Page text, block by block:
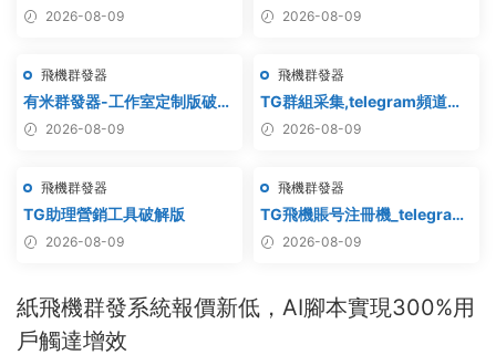
聽，飛機監聽強拉，飛機監聽
2026-08-09 2026-08-09
飛機群發器
有米群發器-工作室定制版破解
版 2026-08-09
飛機群發器
TG群組采集,telegram頻道采
集,電報群鏈接采集,飛機頻道鏈
2026-08-09
飛機群發器
TG助理營銷工具破解版
2026-08-09
飛機群發器
TG飛機賬号注冊機_telegram
注冊機_電報飛機号注冊機破解
2026-08-09
紙飛機群發系統報價新低，AI腳本實現300%用
戶觸達增效